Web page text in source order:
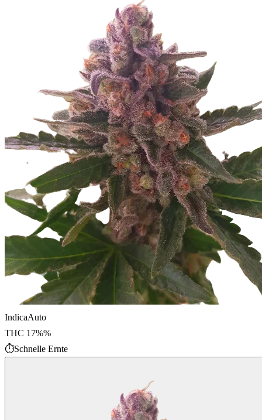
IndicaAuto
THC 17%%
⏱Schnelle Ernte